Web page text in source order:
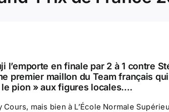
en finale par 2 à 1 contre
premier maillon du Team français
pion » aux figures locales….
mais bien à L’École Normale